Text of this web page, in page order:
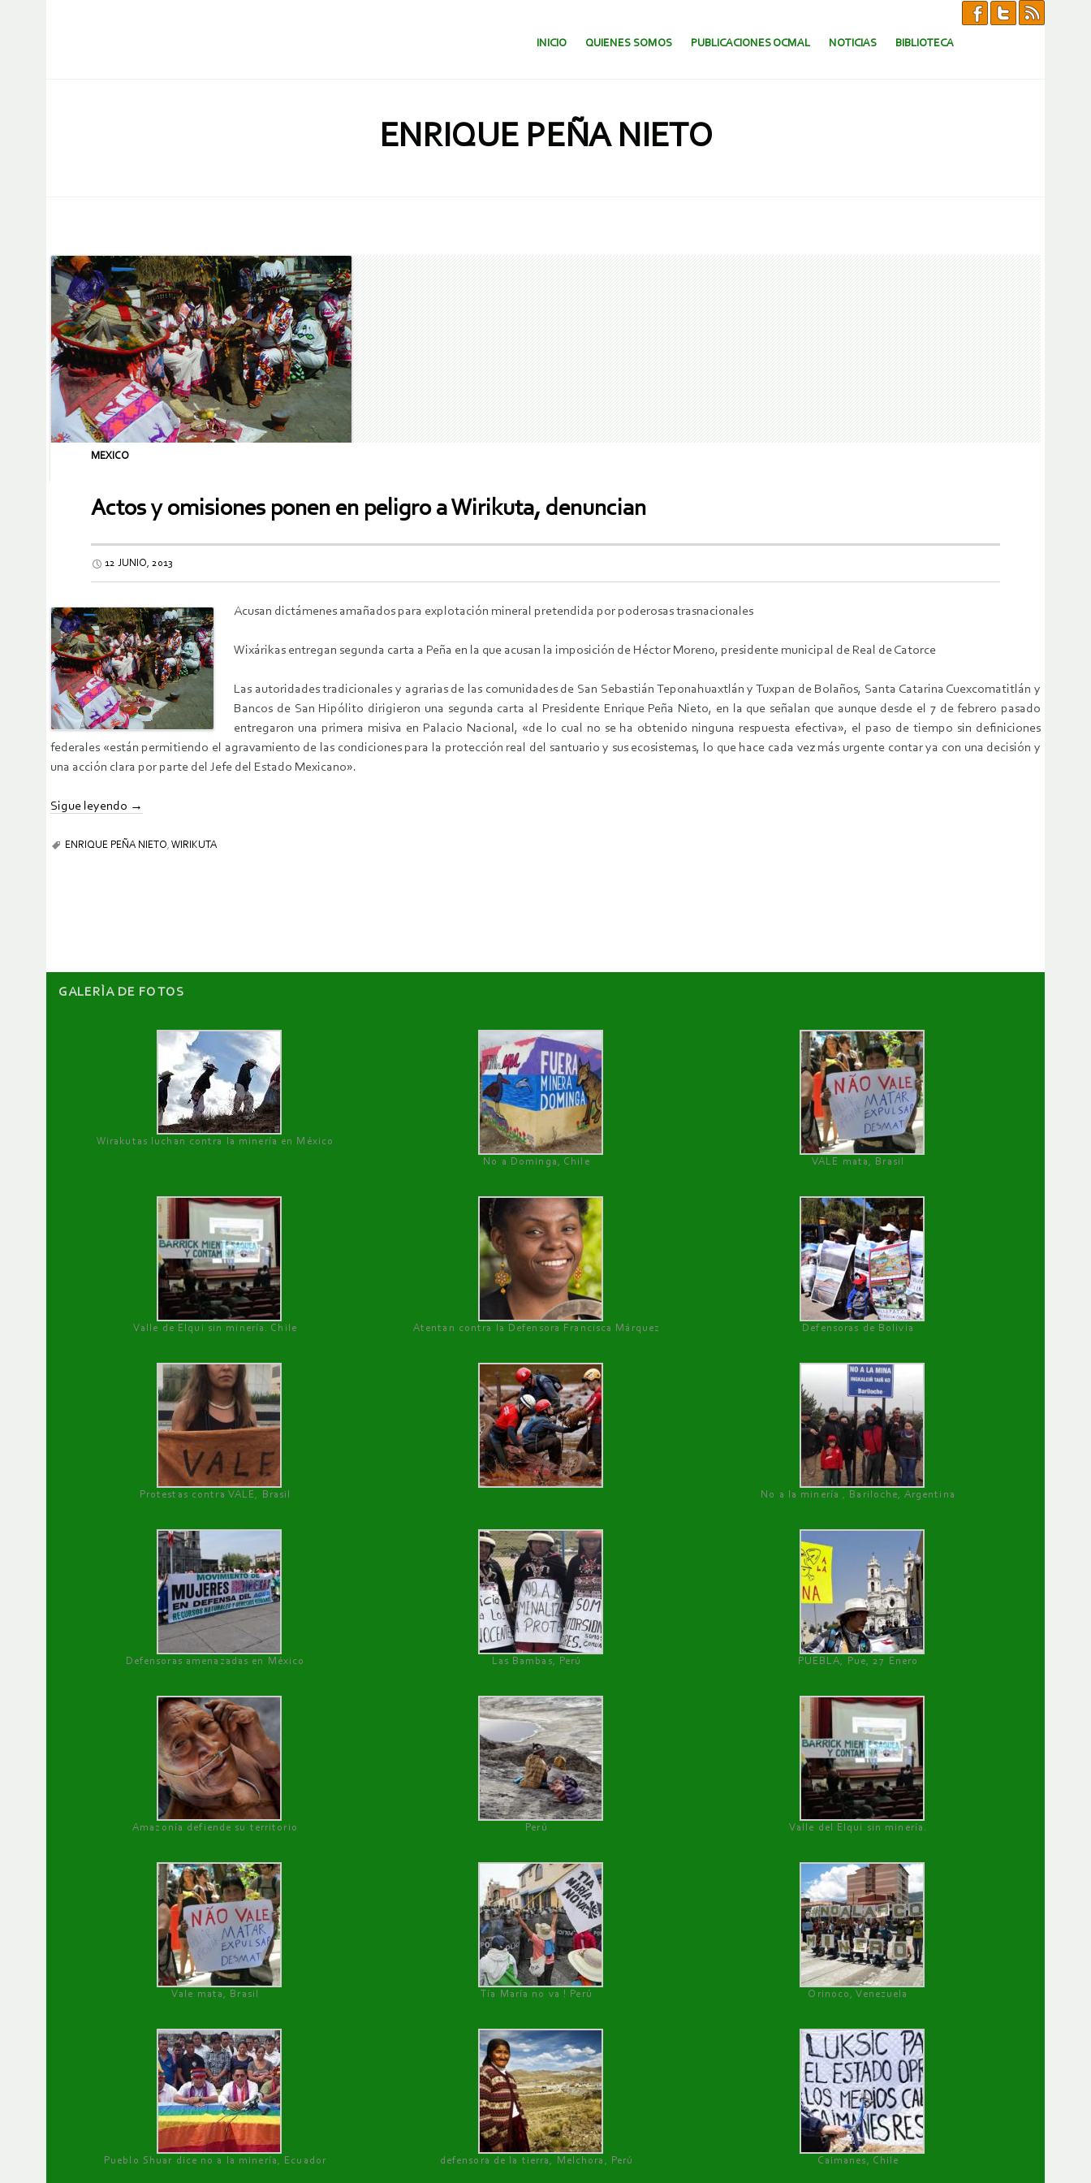
SALTAR AL CONTENIDO.
INICIO QUIENES SOMOS PUBLICACIONES OCMAL NOTICIAS BIBLIOTECA
ENRIQUE PEÑA NIETO
MEXICO
Actos y omisiones ponen en peligro a Wirikuta, denuncian
12 JUNIO, 2013
Acusan dictámenes amañados para explotación mineral pretendida por poderosas trasnacionales
Wixárikas entregan segunda carta a Peña en la que acusan la imposición de Héctor Moreno, presidente municipal de Real de Catorce
Las autoridades tradicionales y agrarias de las comunidades de San Sebastián Teponahuaxtlán y Tuxpan de Bolaños, Santa Catarina Cuexcomatitlán y
Bancos de San Hipólito dirigieron una segunda carta al Presidente Enrique Peña Nieto, en la que señalan que aunque desde el 7 de febrero pasado
entregaron una primera misiva en Palacio Nacional, «de lo cual no se ha obtenido ninguna respuesta efectiva», el paso de tiempo sin definiciones
federales «están permitiendo el agravamiento de las condiciones para la protección real del santuario y sus ecosistemas, lo que hace cada vez más urgente contar ya con una decisión y
una acción clara por parte del Jefe del Estado Mexicano».
Sigue leyendo →
ENRIQUE PEÑA NIETO, WIRIKUTA
GALERÌA DE FOTOS
Wirakutas luchan contra la minería en México
No a Dominga, Chile
VALE mata, Brasil
Valle de Elqui sin minería. Chile Atentan contra la Defensora Francisca Márquez Defensoras de Bolivia
Protestas contra VALE, Brasil No a la minería , Bariloche, Argentina
Defensoras amenazadas en México Las Bambas, Perú PUEBLA, Pue, 27 Enero
Amazonía defiende su territorio Perú Valle del Elqui sin minería.
Vale mata, Brasil Tía María no va ! Perú Orinoco, Venezuela
Pueblo Shuar dice no a la minería, Ecuador defensora de la tierra, Melchora, Perú Caimanes, Chile